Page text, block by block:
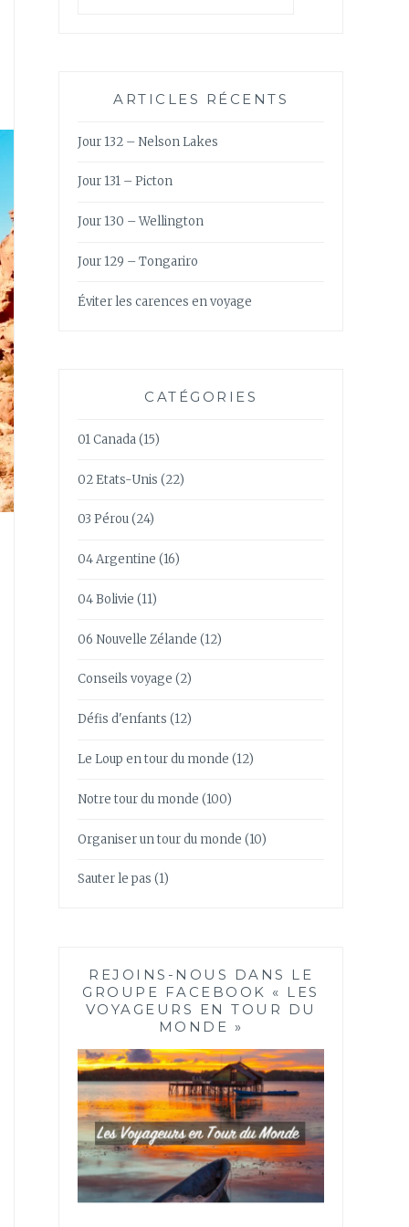
ARTICLES RÉCENTS
Jour 132 – Nelson Lakes
Jour 131 – Picton
Jour 130 – Wellington
Jour 129 – Tongariro
Éviter les carences en voyage
CATÉGORIES
01 Canada(15)
02 Etats-Unis (22)
03 Pérou(24)
04 Argentine (16)
04 Bolivie (11)
06 Nouvelle Zélande (12)
Conseils voyage (2)
Défis d'enfants (12)
Le Loup en tour du monde (12)
Notre tour du monde (100)
Organiser un tour du monde (10)
Sauter le pas (1)
REJOINS-NOUS DANS LE
GROUPE FACEBOOK « LES
VOYAGEURS EN TOUR DU
MONDE »